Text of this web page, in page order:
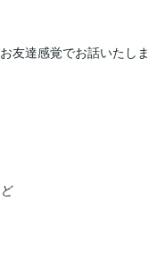
友達感覚でお話いたしま